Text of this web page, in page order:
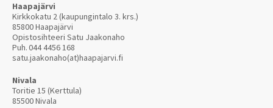
Haapajärvi
Kirkkokatu 2 (kaupungintalo 3. krs.)
85800 Haapajärvi
Opistosihteeri Satu Jaakonaho
Puh.044 4456 168
satu.jaakonaho(at)haapajarvi.fi
Nivala
Toritie 15 (Kerttula)
85500 Nivala